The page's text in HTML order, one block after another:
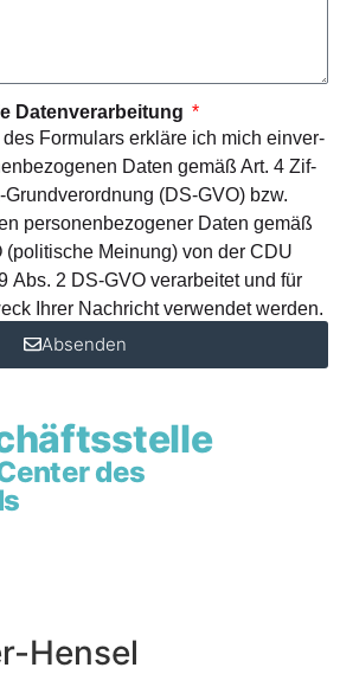
Datenverarbeitung
des For­mu­lars erklä­re ich mich ein­ver­
Daten gemäß Art. 4 Zif­
(DS-GVO) bzw.
per­so­nen­be­zo­ge­ner Daten gemäß
(poli­ti­sche Mei­nung) von der CDU
Abs. 2 DS-GVO ver­ar­bei­tet und für
Ihrer Nach­richt ver­wen­det werden.
Absenden
des
Hen­sel